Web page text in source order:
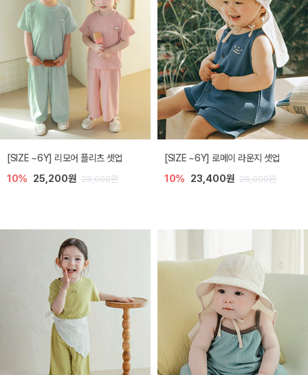
[SIZE ~6Y] 리모어 플리츠 셋업
10% 25,200원 28,000원
[SIZE ~6Y] 로메이 라운지 셋업
10% 23,400원 26,000원